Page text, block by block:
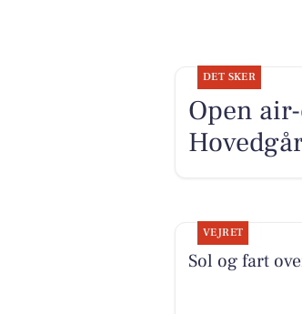
DET SKER
Open
VEJRET
Sol og fart